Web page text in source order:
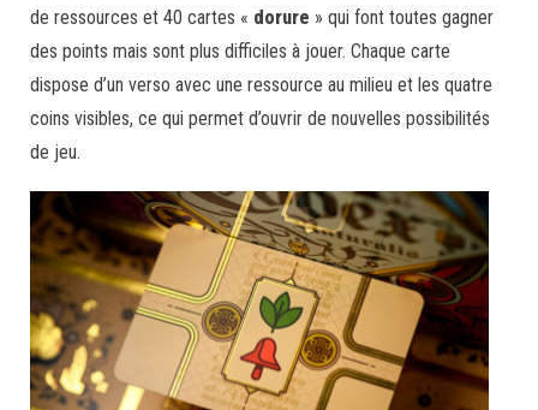
de ressources et 40 cartes « dorure » qui font toutes gagner
des points mais sont plus difficiles à jouer. Chaque carte
dispose d’un verso avec une ressource au milieu et les quatre
coins visibles, ce qui permet d’ouvrir de nouvelles possibilités
de jeu.